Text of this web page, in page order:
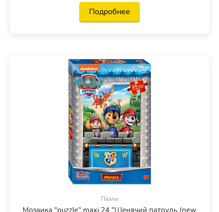
Подробнее
Пазлы